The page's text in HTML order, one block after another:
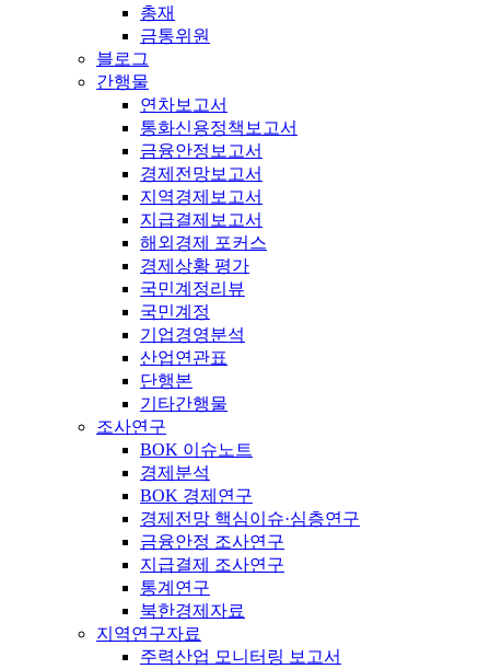
총재
금통위원
블로그
간행물
연차보고서
통화신용정책보고서
금융안정보고서
경제전망보고서
지역경제보고서
지급결제보고서
해외경제 포커스
경제상황 평가
국민계정리뷰
국민계정
기업경영분석
산업연관표
단행본
기타간행물
조사연구
BOK 이슈노트
경제분석
BOK 경제연구
경제전망 핵심이슈·심층연구
금융안정 조사연구
지급결제 조사연구
통계연구
북한경제자료
지역연구자료
주력산업 모니터링 보고서